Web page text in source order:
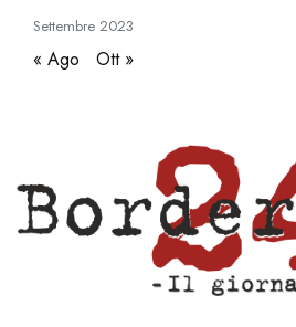
Settembre 2023
« Ago Ott »